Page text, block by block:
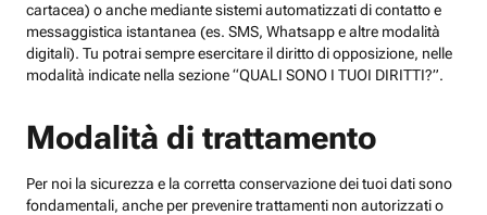
cartacea) o anche mediante sistemi automatizzati di contatto e
messaggistica istantanea (es. SMS, Whatsapp e altre modalità
digitali). Tu potrai sempre esercitare il diritto di opposizione, nelle
modalità indicate nella sezione “QUALI SONO I TUOI DIRITTI?”.
Modalità di trattamento
Per noi la sicurezza e la corretta conservazione dei tuoi dati sono
fondamentali, anche per prevenire trattamenti non autorizzati o